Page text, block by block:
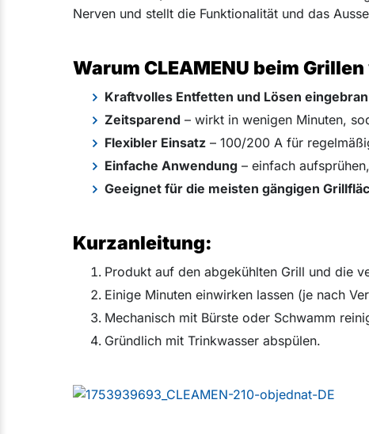
Nerven und stellt die Funktionalität und das
Warum CLEAMENU beim
Kraftvolles Entfetten und Lösen
Zeitsparend – wirkt in wenigen Minuten,
Flexibler Einsatz – 100/200 A für
Einfache Anwendung – einfach
Geeignet für die meisten gängigen
Kurzanleitung:
Produkt auf den abgekühlten Grill und die
Einige Minuten einwirken lassen (je nach
Mechanisch mit Bürste oder Schwamm
Gründlich mit Trinkwasser abspülen.